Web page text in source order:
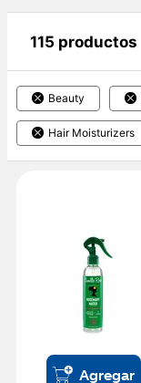
115 productos
Beauty
Hair Moisturizers
Agregar